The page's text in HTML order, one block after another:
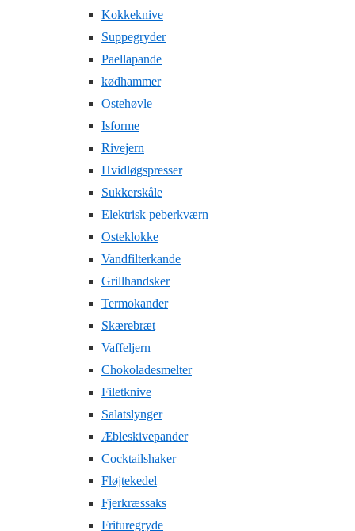
Kokkeknive
Suppegryder
Paellapande
kødhammer
Ostehøvle
Isforme
Rivejern
Hvidløgspresser
Sukkerskåle
Elektrisk peberkværn
Osteklokke
Vandfilterkande
Grillhandsker
Termokander
Skærebræt
Vaffeljern
Chokoladesmelter
Filetknive
Salatslynger
Æbleskivepander
Cocktailshaker
Fløjtekedel
Fjerkræssaks
Frituregryde